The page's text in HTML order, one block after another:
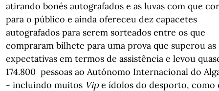
atirando bonés autografados e as luvas com que
para o público e ainda ofereceu dez capacetes
autografados para serem sorteados entre os que
compraram bilhete para uma prova que superou as
expectativas em termos de assistência e levou
174.800 pessoas ao Autónomo Internacional do
- incluindo muitos Vipe ídolos do desporto, como